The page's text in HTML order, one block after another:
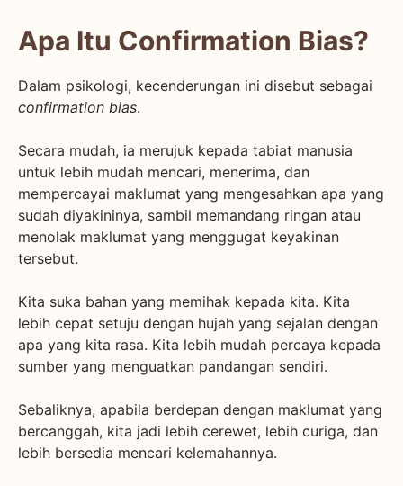
Apa Itu Confirmation Bias?
Dalam psikologi, kecenderungan ini disebut sebagai
confirmation bias.
Secara mudah, ia merujuk kepada tabiat manusia
untuk lebih mudah mencari, menerima, dan
mempercayai maklumat yang mengesahkan apa yang
sudah diyakininya, sambil memandang ringan atau
menolak maklumat yang menggugat keyakinan
tersebut.
Kita suka bahan yang memihak kepada kita. Kita
lebih cepat setuju dengan hujah yang sejalan dengan
apa yang kita rasa. Kita lebih mudah percaya kepada
sumber yang menguatkan pandangan sendiri.
Sebaliknya, apabila berdepan dengan maklumat yang
bercanggah, kita jadi lebih cerewet, lebih curiga, dan
lebih bersedia mencari kelemahannya.